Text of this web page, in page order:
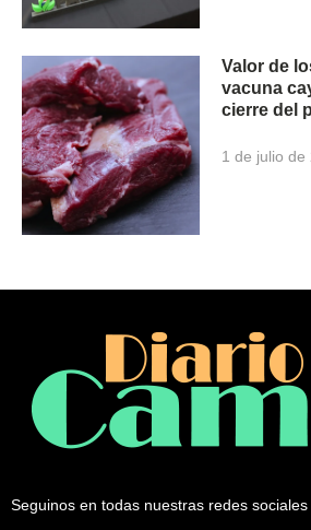
Valor de
vacuna
cierre del
1 de julio de
Seguinos en todas nuestras redes sociales